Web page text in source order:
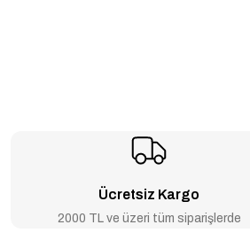
Ücretsiz Kargo
2000 TL ve üzeri tüm siparişlerde